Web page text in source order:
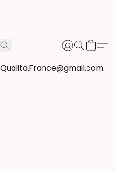
Qualita.France@gmail.com